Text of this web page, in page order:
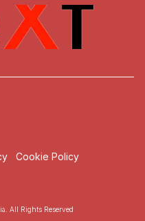
Cookie Policy
All Rights Reserved